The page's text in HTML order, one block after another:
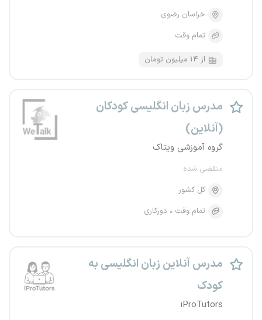
خراسان رضوی
تمام وقت
از ۱۴ میلیون تومان
مدرس زبان انگلیسی کودکان
(آنلاین)
گروه آموزشی ویتاک
منقضی شده
کل کشور
تمام وقت
دورکاری
مدرس آنلاین زبان انگلیسی به
کودک
iProTutors